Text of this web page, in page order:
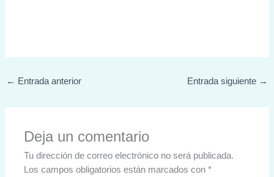
← Entrada anterior Entrada siguiente →
Deja un comentario
Tu dirección de correo electrónico no será publicada.
Los campos obligatorios están marcados con*